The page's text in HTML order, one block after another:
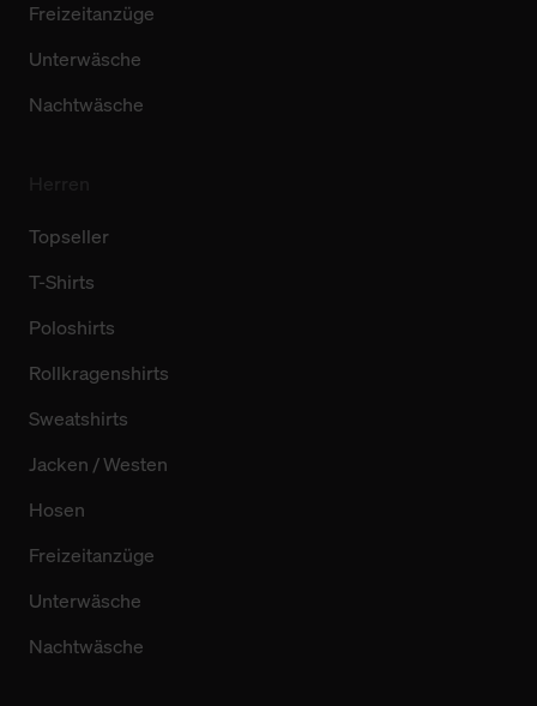
Freizeitanzüge
Unterwäsche
Nachtwäsche
Topseller
T-Shirts
Poloshirts
Rollkragenshirts
Sweatshirts
Jacken / Westen
Hosen
Freizeitanzüge
Unterwäsche
Nachtwäsche